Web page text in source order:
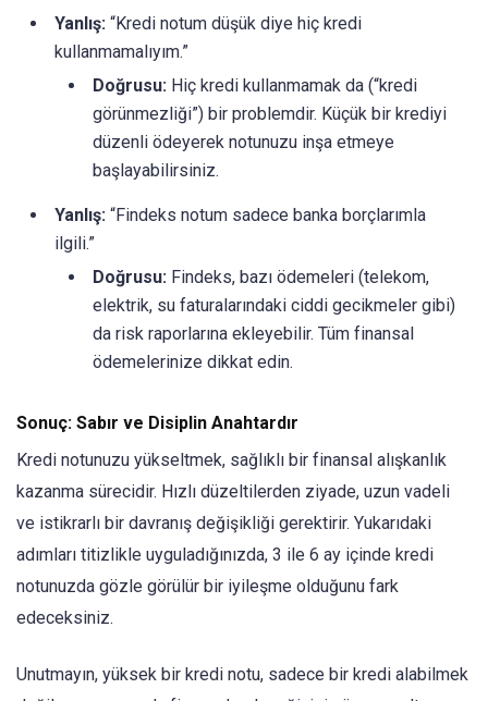
Yanlış: “Kredi notum düşük diye hiç kredi
kullanmamalıyım.”
Doğrusu: Hiç kredi kullanmamak da (“kredi
görünmezliği”) bir problemdir. Küçük bir krediyi
düzenli ödeyerek notunuzu inşa etmeye
başlayabilirsiniz.
Yanlış: “Findeks notum sadece banka borçlarımla
ilgili.”
Doğrusu: Findeks, bazı ödemeleri (telekom,
elektrik, su faturalarındaki ciddi gecikmeler gibi)
da risk raporlarına ekleyebilir. Tüm finansal
ödemelerinize dikkat edin.
Sonuç: Sabır ve Disiplin Anahtardır
Kredi notunuzu yükseltmek, sağlıklı bir finansal alışkanlık
kazanma sürecidir. Hızlı düzeltilerden ziyade, uzun vadeli
ve istikrarlı bir davranış değişikliği gerektirir. Yukarıdaki
adımları titizlikle uyguladığınızda, 3 ile 6 ay içinde kredi
notunuzda gözle görülür bir iyileşme olduğunu fark
edeceksiniz.
Unutmayın, yüksek bir kredi notu, sadece bir kredi alabilmek